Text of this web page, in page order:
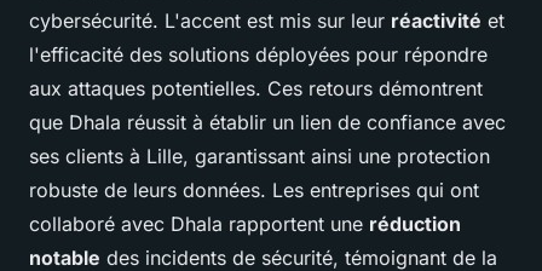
cybersécurité. L'accent est mis sur leur réactivité et
l'efficacité des solutions déployées pour répondre
aux attaques potentielles. Ces retours démontrent
que Dhala réussit à établir un lien de confiance avec
ses clients à Lille, garantissant ainsi une protection
robuste de leurs données. Les entreprises qui ont
collaboré avec Dhala rapportent une réduction
notable des incidents de sécurité, témoignant de la